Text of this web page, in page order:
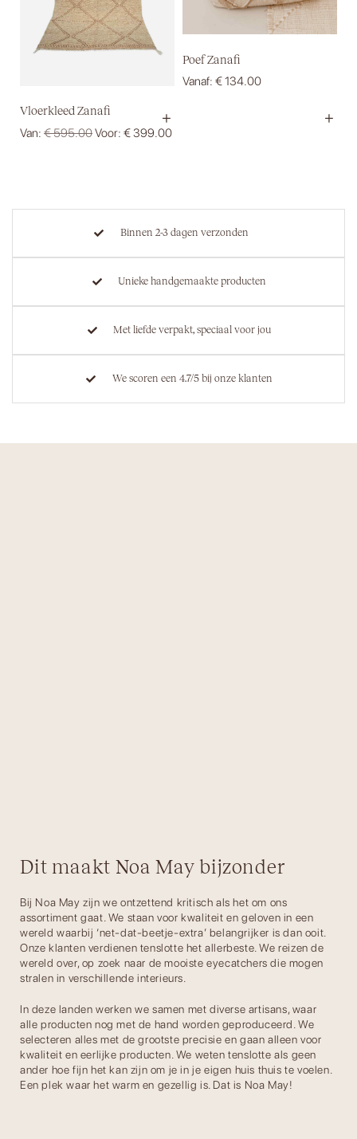
Vloerkleed Zanafi
Van: €595.00Voor: €399.00
+
Poef Zanafi
Vanaf: €134.00
+
Binnen 2-3 dagen verzonden
Unieke handgemaakte producten
Met liefde verpakt, speciaal voor jou
We scoren een 4.7/5 bij onze klanten
Dit maakt Noa May bijzonder
Bij Noa May zijn we ontzettend kritisch als het om ons
assortiment gaat. We staan voor kwaliteit en geloven in een
wereld waarbij ‘net-dat-beetje-extra’ belangrijker is dan ooit.
Onze klanten verdienen tenslotte het allerbeste. We reizen de
wereld over, op zoek naar de mooiste eyecatchers die mogen
stralen in verschillende interieurs.
In deze landen werken we samen met diverse artisans, waar
alle producten nog met de hand worden geproduceerd. We
selecteren alles met de grootste precisie en gaan alleen voor
kwaliteit en eerlijke producten. We weten tenslotte als geen
ander hoe fijn het kan zijn om je in je eigen huis thuis te voelen.
Een plek waar het warm en gezellig is. Dat is Noa May!